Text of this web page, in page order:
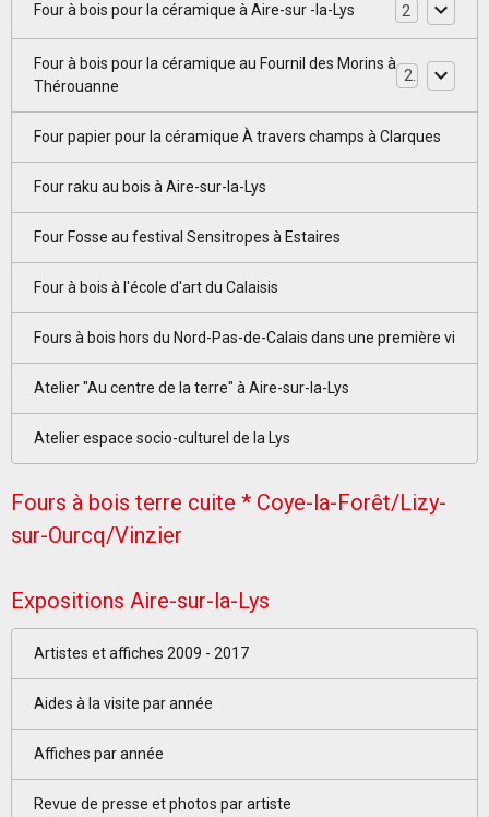
Four à bois pour la céramique à Aire-sur -la-Lys 2
Four à bois pour la céramique au Fournil des Morins à
Thérouanne
Four papier pour la céramique À travers champs à Clarques
Four raku au bois à Aire-sur-la-Lys
Four Fosse au festival Sensitropes à Estaires
Four à bois à l'école d'art du Calaisis
Fours à bois hors du Nord-Pas-de-Calais dans une première vi
Atelier "Au centre de la terre" à Aire-sur-la-Lys
Atelier espace socio-culturel de la Lys
Fours à bois terre cuite * Coye-la-Forêt/Lizy-
sur-Ourcq/Vinzier
Expositions Aire-sur-la-Lys
Artistes et affiches 2009 - 2017
Aides à la visite par année
Affiches par année
Revue de presse et photos par artiste